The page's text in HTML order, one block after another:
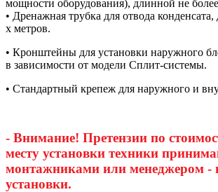
мощности оборудования), длинной не
• Дренажная трубка для отвода
х метров.
• Кронштейны для установки наружного
в зависимости от модели Сплит-системы.
• Стандартный крепеж для наружного и
- Внимание! Претензии по
месту установки техники
монтажниками или менеджером -
установки.